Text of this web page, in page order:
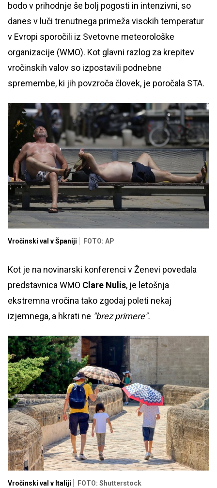
bodo v prihodnje še bolj pogosti in intenzivni, so
danes v luči trenutnega primeža visokih temperatur
v Evropi sporočili iz Svetovne meteorološke
organizacije (WMO). Kot glavni razlog za krepitev
vročinskih valov so izpostavili podnebne
spremembe, ki jih povzroča človek, je poročala STA.
Vročinski val v Španiji FOTO: AP
Kot je na novinarski konferenci v Ženevi povedala
predstavnica WMO Clare Nulis, je letošnja
ekstremna vročina tako zgodaj poleti nekaj
izjemnega, a hkrati ne "brez primere".
Vročinski val v Italiji FOTO: Shutterstock